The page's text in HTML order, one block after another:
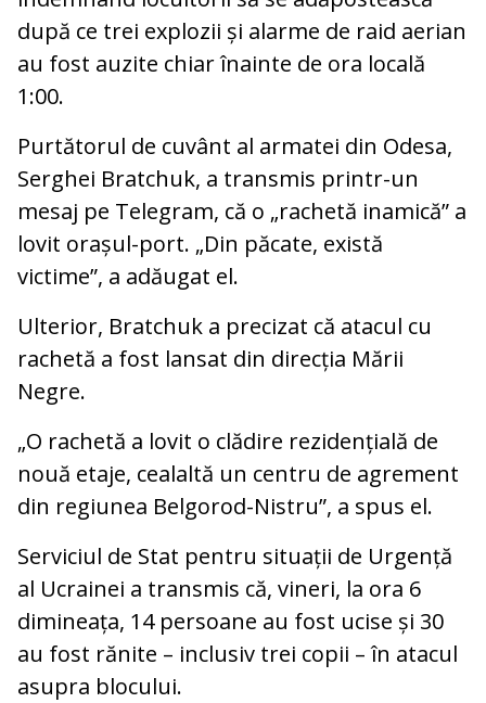
după ce trei explozii și alarme de raid aerian
au fost auzite chiar înainte de ora locală
1:00.
Purtătorul de cuvânt al armatei din Odesa,
Serghei Bratchuk, a transmis printr-un
mesaj pe Telegram, că o „rachetă inamică” a
lovit orașul-port. „Din păcate, există
victime”, a adăugat el.
Ulterior, Bratchuk a precizat că atacul cu
rachetă a fost lansat din direcția Mării
Negre.
„O rachetă a lovit o clădire rezidențială de
nouă etaje, cealaltă un centru de agrement
din regiunea Belgorod-Nistru”, a spus el.
Serviciul de Stat pentru situații de Urgență
al Ucrainei a transmis că, vineri, la ora 6
dimineața, 14 persoane au fost ucise și 30
au fost rănite – inclusiv trei copii – în atacul
asupra blocului.